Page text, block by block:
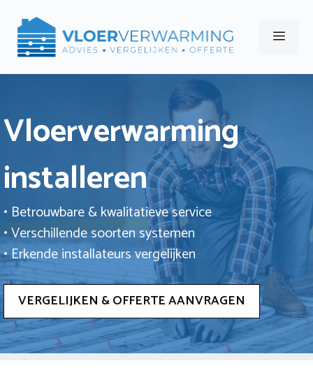
naar
Menu
Vloerverwarming
installeren
• Betrouwbare & kwalitatieve service
• Verschillende soorten systemen
• Erkende installateurs vergelijken
VERGELIJKEN & OFFERTE AANVRAGEN